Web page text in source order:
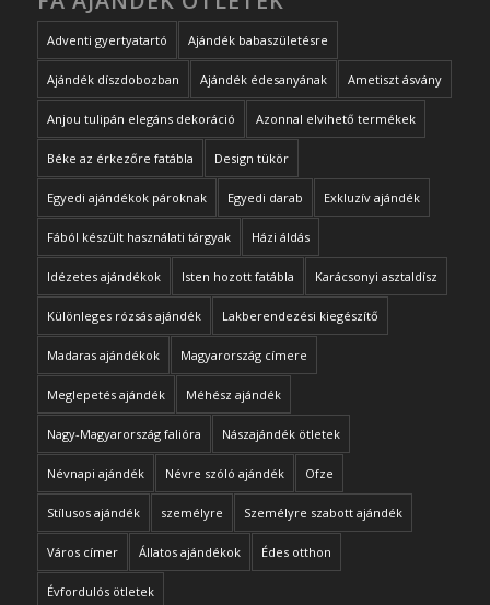
Adventi gyertyatartó Ajándék babaszületésre
Ajándék díszdobozban Ajándék édesanyának Ametiszt ásvány
Anjou tulipán elegáns dekoráció Azonnal elvihető termékek
Béke az érkezőre fatábla Design tükör
Egyedi ajándékok pároknak Egyedi darab Exkluzív ajándék
Fából készült használati tárgyak Házi áldás
Idézetes ajándékok Isten hozott fatábla Karácsonyi asztaldísz
Különleges rózsás ajándék Lakberendezési kiegészítő
Madaras ajándékok Magyarország címere
Meglepetés ajándék Méhész ajándék
Nagy-Magyarország falióra Nászajándék ötletek
Névnapi ajándék Névre szóló ajándék Ofze
Stílusos ajándék személyre Személyre szabott ajándék
Város címer Állatos ajándékok Édes otthon
Évfordulós ötletek